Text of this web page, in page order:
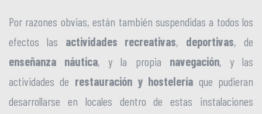
Por razones obvias, están también suspendidas a todos los
efectos las actividades recreativas, deportivas, de
enseñanza náutica, y la propia navegación, y las
actividades de restauración y hostelería que pudieran
desarrollarse en locales dentro de estas instalaciones